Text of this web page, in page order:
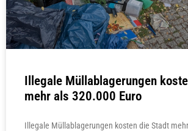
Illegale Müllablagerungen
mehr als 320.000 Euro
Illegale Müllablagerungen kosten die Stadt